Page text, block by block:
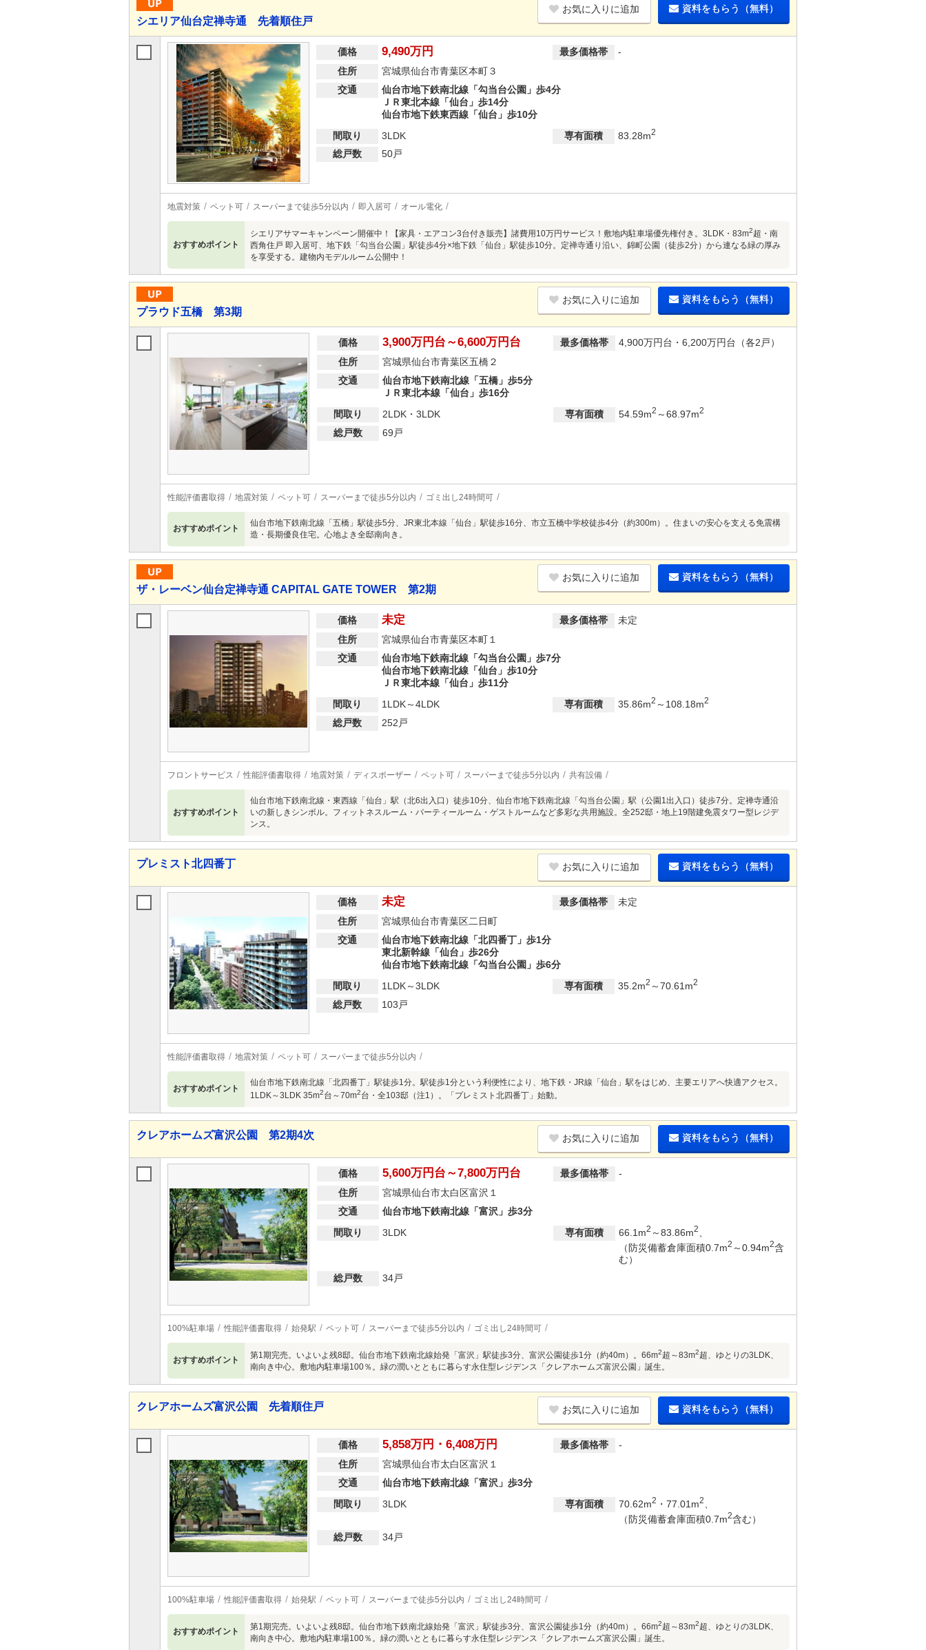
シエリア仙台定禅寺通 先着順住戸
お気に入りに追加 資料をもらう（無料）
価格 9,490万円 最多価格帯
-
住所
宮城県仙台市青葉区本町３
交通
仙台市地下鉄南北線「勾当台公園」歩4分
ＪＲ東北本線「仙台」歩14分
仙台市地下鉄東西線「仙台」歩10分
間取り
3LDK 専有面積 83.28m2
総戸数 50戸
地震対策 ペット可 スーパーまで徒歩5分以内 即入居可 オール電化
おすすめポイント
シエリアサマーキャンペーン開催中！【家具・エアコン3台付き販売】諸費用10万円サービス！敷地内駐車場優先権付き。3LDK・83m2超・南
西角住戸 即入居可、地下鉄「勾当台公園」駅徒歩4分×地下鉄「仙台」駅徒歩10分。定禅寺通り沿い、錦町公園（徒歩2分）から連なる緑の厚み
を享受する。建物内モデルルーム公開中！
プラウド五橋 第3期
お気に入りに追加 資料をもらう（無料）
価格 3,900万円台～6,600万円台 最多価格帯
4,900万円台・6,200万円台（各2戸）
住所
宮城県仙台市青葉区五橋２
交通
仙台市地下鉄南北線「五橋」歩5分
ＪＲ東北本線「仙台」歩16分
間取り
2LDK・3LDK 専有面積 54.59m2 ～68.97m2
総戸数 69戸
性能評価書取得 地震対策 ペット可 スーパーまで徒歩5分以内 ゴミ出し24時間可
おすすめポイント
仙台市地下鉄南北線「五橋」駅徒歩5分、JR東北本線「仙台」駅徒歩16分、市立五橋中学校徒歩4分（約300m）。住まいの安心を支える免震構
造・長期優良住宅。心地よき全邸南向き。
ザ・レーベン仙台定禅寺通 CAPITAL GATE TOWER 第2期
お気に入りに追加 資料をもらう（無料）
価格 未定 最多価格帯
未定
住所
宮城県仙台市青葉区本町１
交通
仙台市地下鉄南北線「勾当台公園」歩7分
仙台市地下鉄南北線「仙台」歩10分
ＪＲ東北本線「仙台」歩11分
間取り
1LDK～4LDK 専有面積 35.86m2 ～108.18m2
総戸数 252戸
フロントサービス 性能評価書取得 地震対策 ディスポーザー ペット可 スーパーまで徒歩5分以内 共有設備
おすすめポイント
仙台市地下鉄南北線・東西線「仙台」駅（北6出入口）徒歩10分、仙台市地下鉄南北線「勾当台公園」駅（公園1出入口）徒歩7分。定禅寺通沿
いの新しきシンボル。フィットネスルーム・パーティールーム・ゲストルームなど多彩な共用施設。全252邸・地上19階建免震タワー型レジデ
ンス。
プレミスト北四番丁 お気に入りに追加 資料をもらう（無料）
価格 未定 最多価格帯
未定
住所
宮城県仙台市青葉区二日町
交通
仙台市地下鉄南北線「北四番丁」歩1分
東北新幹線「仙台」歩26分
仙台市地下鉄南北線「勾当台公園」歩6分
間取り
1LDK～3LDK 専有面積 35.2m2 ～70.61m2
総戸数 103戸
性能評価書取得 地震対策 ペット可 スーパーまで徒歩5分以内
おすすめポイント
仙台市地下鉄南北線「北四番丁」駅徒歩1分。駅徒歩1分という利便性により、地下鉄・JR線「仙台」駅をはじめ、主要エリアへ快適アクセス。
1LDK～3LDK 35m2台～70m2台・全103邸（注1）。「プレミスト北四番丁」始動。
クレアホームズ富沢公園 第2期4次 お気に入りに追加 資料をもらう（無料）
価格 5,600万円台～7,800万円台 最多価格帯
-
住所
宮城県仙台市太白区富沢１
交通
仙台市地下鉄南北線「富沢」歩3分
間取り
3LDK 専有面積 66.1m2 ～83.86m2
（防災備蓄倉庫面積0.7m2 ～0.94m2含
む）
総戸数
34戸
100%駐車場 性能評価書取得 始発駅 ペット可 スーパーまで徒歩5分以内 ゴミ出し24時間可
おすすめポイント 第1期完売。いよいよ残8邸。仙台市地下鉄南北線始発「富沢」駅徒歩3分、富沢公園徒歩1分（約40m）。66m2超～83m2超、ゆとりの3LDK、
南向き中心。敷地内駐車場100％。緑の潤いとともに暮らす永住型レジデンス「クレアホームズ富沢公園」誕生。
クレアホームズ富沢公園 先着順住戸 お気に入りに追加 資料をもらう（無料）
価格 5,858万円・6,408万円 最多価格帯
-
住所
宮城県仙台市太白区富沢１
交通
仙台市地下鉄南北線「富沢」歩3分
間取り
3LDK 専有面積 70.62m2 ・77.01m2
（防災備蓄倉庫面積0.7m2含む）
総戸数
34戸
100%駐車場 性能評価書取得 始発駅 ペット可 スーパーまで徒歩5分以内 ゴミ出し24時間可
おすすめポイント 第1期完売。いよいよ残8邸。仙台市地下鉄南北線始発「富沢」駅徒歩3分、富沢公園徒歩1分（約40m）。66m2超～83m2超、ゆとりの3LDK、
南向き中心。敷地内駐車場100％。緑の潤いとともに暮らす永住型レジデンス「クレアホームズ富沢公園」誕生。